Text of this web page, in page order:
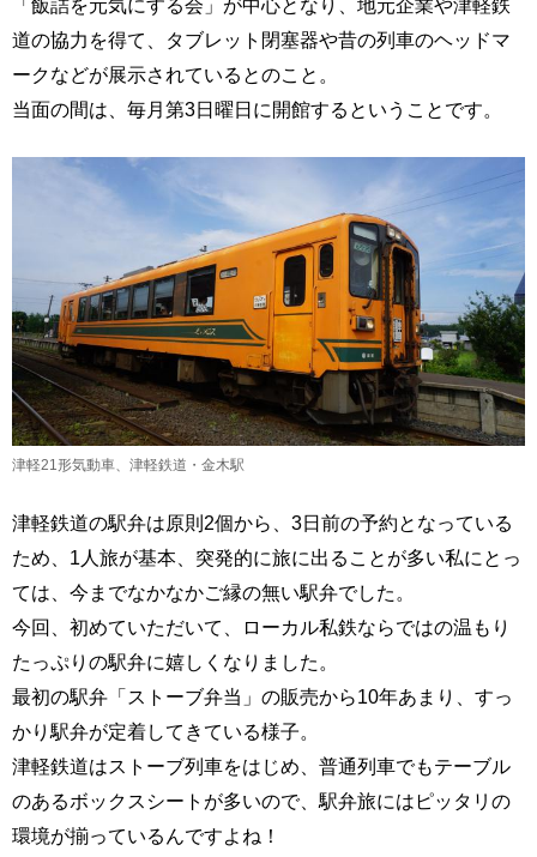
「飯詰を元気にする会」が中心となり、地元企業や津軽鉄
道の協力を得て、タブレット閉塞器や昔の列車のヘッドマ
ークなどが展示されているとのこと。
当面の間は、毎月第3日曜日に開館するということです。
津軽21形気動車、津軽鉄道・金木駅
津軽鉄道の駅弁は原則2個から、3日前の予約となっている
ため、1人旅が基本、突発的に旅に出ることが多い私にとっ
ては、今までなかなかご縁の無い駅弁でした。
今回、初めていただいて、ローカル私鉄ならではの温もり
たっぷりの駅弁に嬉しくなりました。
最初の駅弁「ストーブ弁当」の販売から10年あまり、すっ
かり駅弁が定着してきている様子。
津軽鉄道はストーブ列車をはじめ、普通列車でもテーブル
のあるボックスシートが多いので、駅弁旅にはピッタリの
環境が揃っているんですよね！